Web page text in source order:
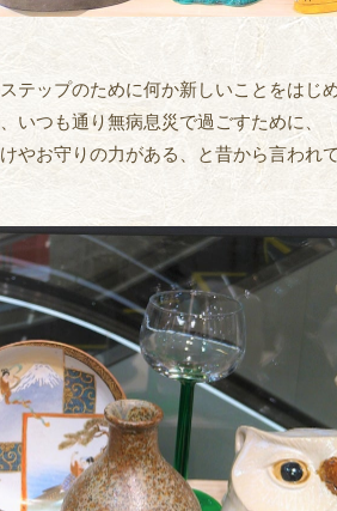
テップのために何か新しいことをはじ
いつも通り無病息災で過ごすために、
やお守りの力がある、と昔から言われ